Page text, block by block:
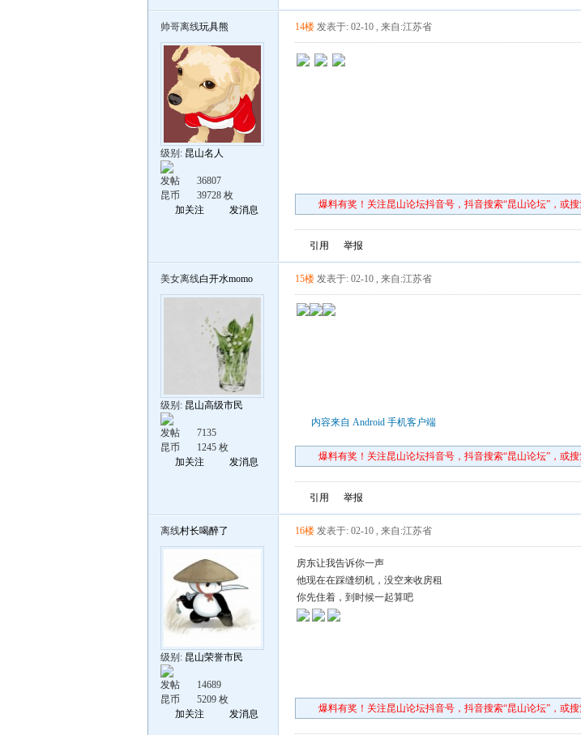
帅哥离线玩具熊
级别: 昆山名人
发帖
36807
昆币
39728 枚
加关注
发消息
14楼 发表于: 02-10 , 来自:江苏省
爆料有奖！关注昆山论坛抖音号，抖音搜索“昆山论坛”，或
引用 举报
美女离线白开水momo
级别: 昆山高级市民
发帖
7135
昆币
1245 枚
加关注
发消息
15楼 发表于: 02-10 , 来自:江苏省
内容来自 Android 手机客户端
爆料有奖！关注昆山论坛抖音号，抖音搜索“昆山论坛”，或
引用 举报
离线村长喝醉了
级别: 昆山荣誉市民
发帖
14689
昆币
5209 枚
加关注
发消息
16楼 发表于: 02-10 , 来自:江苏省
房东让我告诉你一声
他现在在踩缝纫机，没空来收房租
你先住着，到时候一起算吧
爆料有奖！关注昆山论坛抖音号，抖音搜索“昆山论坛”，或